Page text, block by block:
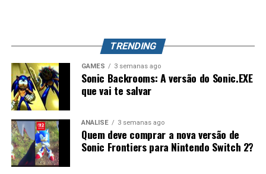
mundo. Splatoon Raiders pode até parecer um spin-off,
mas também pode representar o primeiro passo para a
maior evolução que a série já teve.
TRENDING
GAMES 3 semanas ago
Sonic Backrooms: A versão do Sonic.EXE
que vai te salvar
ANÁLISE 3 semanas ago
Quem deve comprar a nova versão de
Sonic Frontiers para Nintendo Switch 2?